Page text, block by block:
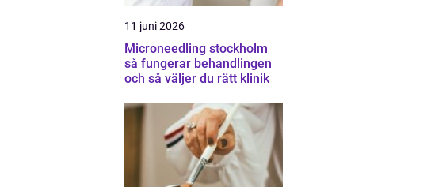
11 juni 2026
Microneedling stockholm
så fungerar behandlingen
och så väljer du rätt klinik